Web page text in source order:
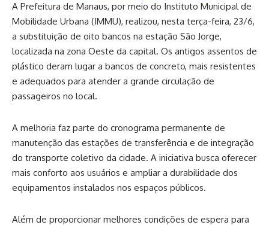
A Prefeitura de Manaus, por meio do Instituto Municipal de
Mobilidade Urbana (IMMU), realizou, nesta terça-feira, 23/6,
a substituição de oito bancos na estação São Jorge,
localizada na zona Oeste da capital. Os antigos assentos de
plástico deram lugar a bancos de concreto, mais resistentes
e adequados para atender a grande circulação de
passageiros no local.
A melhoria faz parte do cronograma permanente de
manutenção das estações de transferência e de integração
do transporte coletivo da cidade. A iniciativa busca oferecer
mais conforto aos usuários e ampliar a durabilidade dos
equipamentos instalados nos espaços públicos.
Além de proporcionar melhores condições de espera para